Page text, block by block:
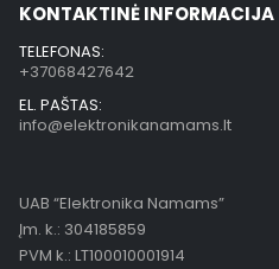
KONTAKTINĖ INFORMACIJA
TELEFONAS:
+37068427642
EL. PAŠTAS:
info@elektronikanamams.lt
UAB “Elektronika Namams”
Įm. k.: 304185859
PVM k.: LT100010001914